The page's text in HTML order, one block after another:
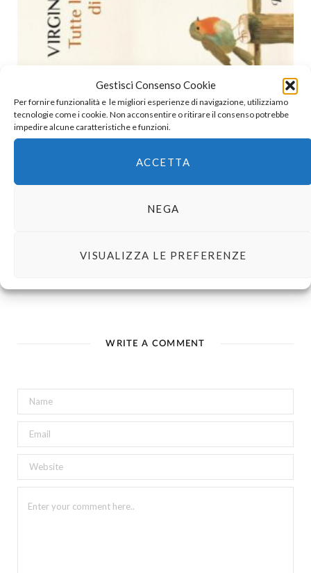
Gestisci Consenso Cookie
Per fornire funzionalità e le migliori esperienze di navigazione, utilizziamo
tecnologie come i cookie. Non acconsentire o ritirare il consenso potrebbe
impedire alcune caratteristiche e funzioni.
ACCETTA
NEGA
VISUALIZZA LE PREFERENZE
Virginia Evans | Tutte le mattine di Sybil
21 LUGLIO 2026
WRITE A COMMENT